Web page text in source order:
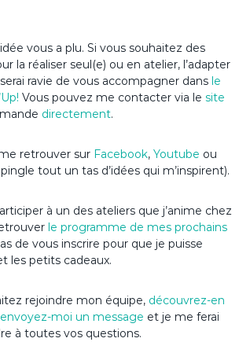
vous a plu. Si vous souhaitez des
la réaliser seul(e) ou en atelier, l’adapter
ravie de vous accompagner dans le
! Vous pouvez me contacter via le site
directement.
retrouver sur Facebook, Youtube ou
tout un tas d’idées qui m’inspirent).
à un des ateliers que j’anime chez
le programme de mes prochains
de vous inscrire pour que je puisse
les petits cadeaux.
rejoindre mon équipe, découvrez-en
envoyez-moi un message et je me ferai
à toutes vos questions.